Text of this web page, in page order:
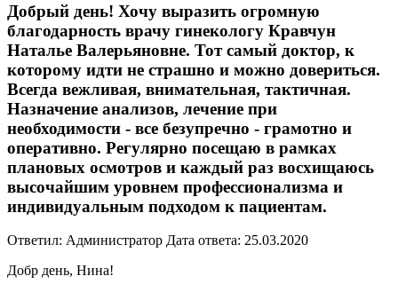
Добрый день! Хочу выразить огромную
благодарность врачу гинекологу Кравчун
Наталье Валерьяновне. Тот самый доктор, к
которому идти не страшно и можно довериться.
Всегда вежливая, внимательная, тактичная.
Назначение анализов, лечение при
необходимости - все безупречно - грамотно и
оперативно. Регулярно посещаю в рамках
плановых осмотров и каждый раз восхищаюсь
высочайшим уровнем профессионализма и
индивидуальным подходом к пациентам.
Ответил: Администратор Дата ответа: 25.03.2020
Добр день, Нина!